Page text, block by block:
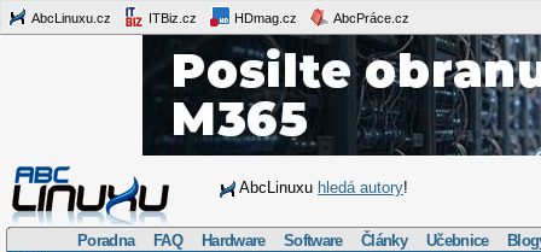
AbcLinuxu.cz ITBiz.cz HDmag.cz AbcPráce.cz
AbcLinuxu hledá autory!
Poradna FAQ Hardware Software Články Učebnice